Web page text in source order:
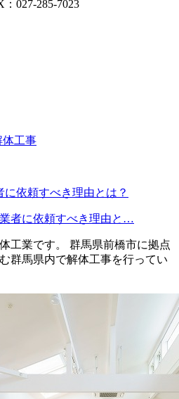
027-285-7023
体工事
者に依頼すべき理由と…
工業です。 群馬県前橋市に拠点
群馬県内で解体工事を行ってい